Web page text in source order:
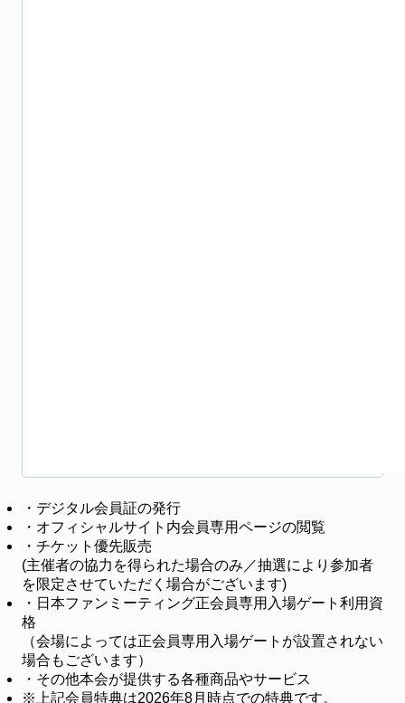
・ デジタル会員証の発行
・ オフィシャルサイト内会員専用ページの閲覧
・ チケット優先販売
(主催者の協力を得られた場合のみ／抽選により参加者
を限定させていただく場合がございます)
・ 日本ファンミーティング正会員専用入場ゲート利用資
格
（会場によっては正会員専用入場ゲートが設置されない
場合もございます）
・ その他本会が提供する各種商品やサービス
※ 上記会員特典は2026年8月時点での特典です。